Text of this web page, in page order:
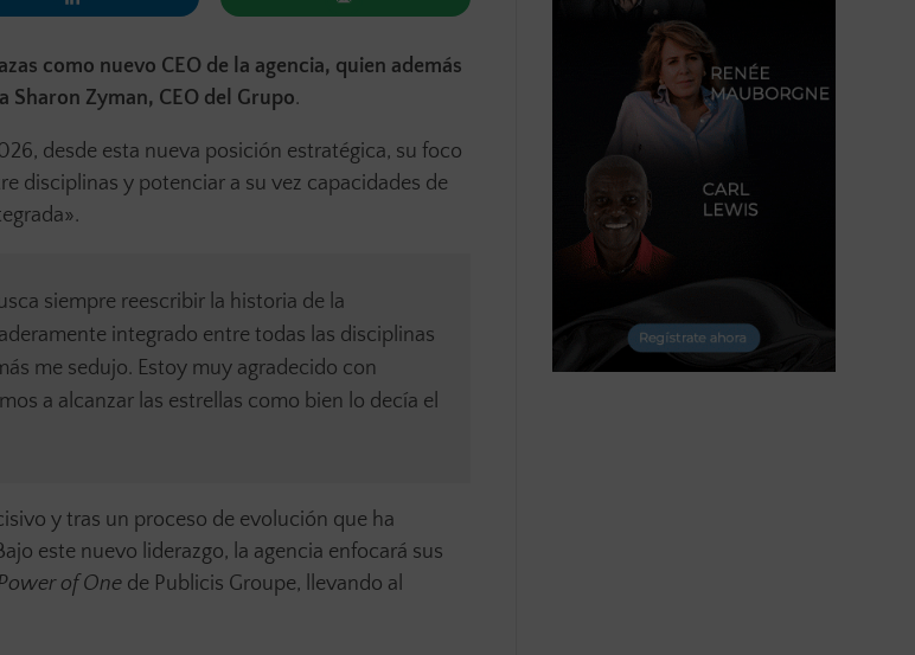
como nuevo CEO de la agencia, quien además
Zyman, CEO del Grupo.
desde esta nueva posición estratégica, su foco
disciplinas y potenciar a su vez capacidades de
siempre reescribir la historia de la
integrado entre todas las disciplinas
me sedujo. Estoy muy agradecido con
a alcanzar las estrellas como bien lo decía el
y tras un proceso de evolución que ha
este nuevo liderazgo, la agencia enfocará sus
of One de Publicis Groupe, llevando al